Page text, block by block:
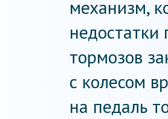
механизм,
тормозов
с колесом
на педаль